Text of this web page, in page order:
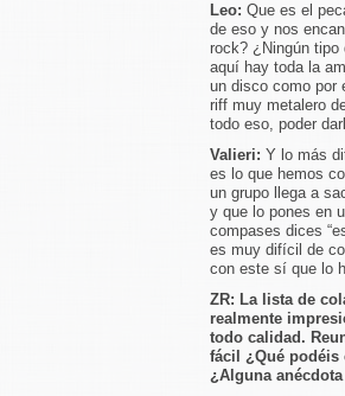
Leo: Que es el
de eso y nos
rock? ¿Ningún tipo
aquí hay toda la
un disco como por
riff muy metalero
todo eso, poder
Valieri: Y lo más
es lo que hemos
un grupo llega a
y que lo pones en
compases dices
es muy difícil de
con este sí que lo
ZR: La lista de
realmente
todo calidad.
fácil ¿Qué podéis
¿Alguna